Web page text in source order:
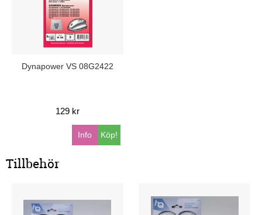
Dynapower VS 08G2422
129 kr
Köp!
Info
Tillbehör